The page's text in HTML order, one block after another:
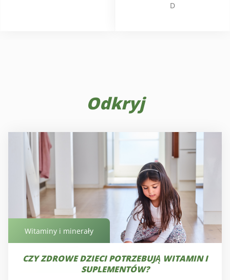
D
Odkryj
Witaminy i minerały
Witaminy i minerały
CZY ZDROWE DZIECI POTRZEBUJĄ WITAMIN I
SUPLEMENTÓW?